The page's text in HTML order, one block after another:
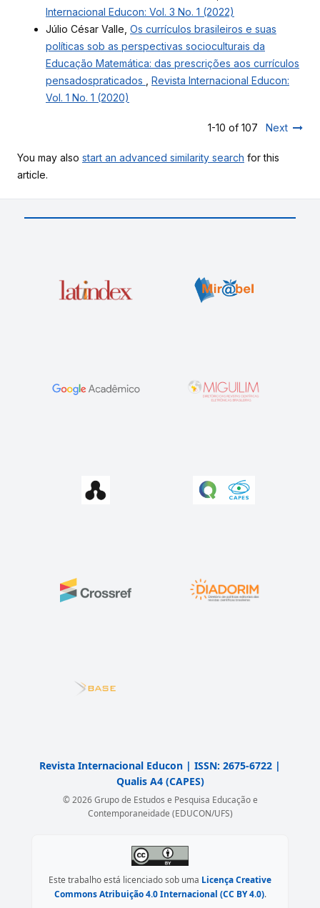
Internacional Educon: Vol. 3 No. 1 (2022)
Júlio César Valle, Os currículos brasileiros e suas
políticas sob as perspectivas socioculturais da
Educação Matemática: das prescrições aos currículos
pensadospraticados
Revista Internacional Educon:
Vol. 1 No. 1 (2020)
1-10 of 107 Next
You may also start an advanced similarity search for this
article.
Revista Internacional Educon | ISSN: 2675-6722 |
Qualis A4 (CAPES)
© 2026 Grupo de Estudos e Pesquisa Educação e
Contemporaneidade (EDUCON/UFS)
Este trabalho está licenciado sob uma Licença Creative
Commons Atribuição 4.0 Internacional (CC BY 4.0).